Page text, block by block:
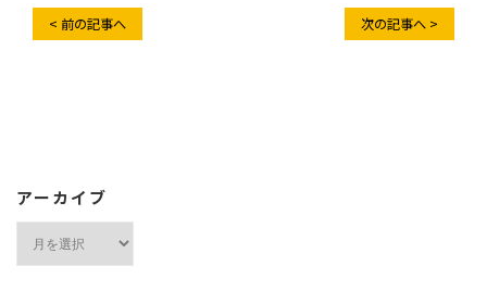
< 前の記事へ 次の記事へ >
アーカイブ